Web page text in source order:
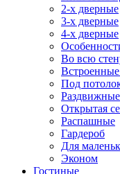
2-х дверные
3-х дверные
4-х дверные
Во всю
Под
Открытая
Распашные
Гардероб
Для
Эконом
Гостиные